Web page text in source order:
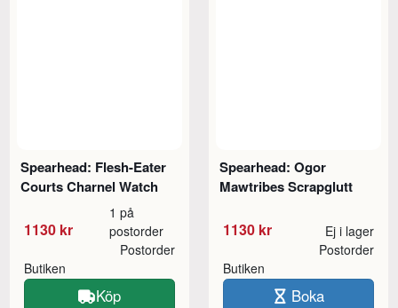
Spearhead: Flesh-Eater
Courts Charnel Watch
1130 kr
1 på
postorder
Butiken
Postorder
Köp
Spearhead: Ogor
Mawtribes Scrapglutt
1130 kr Ej i lager
Butiken
Postorder
Boka